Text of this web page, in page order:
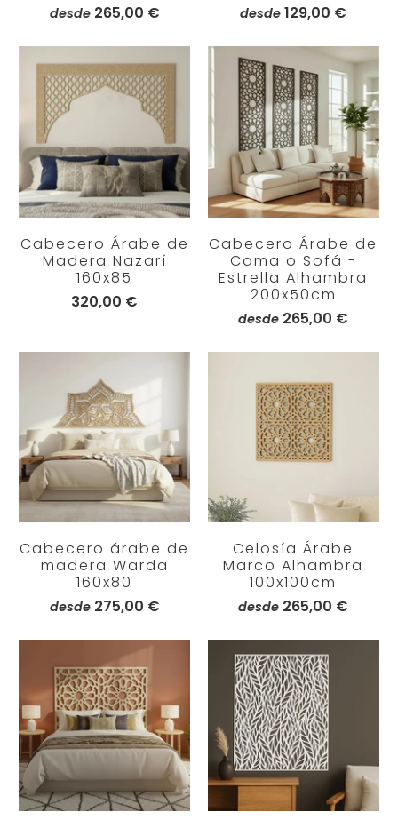
desde 265,00 € desde 129,00 €
Cabecero Árabe de
Madera Nazarí
160x85
320,00 €
Cabecero Árabe de
Cama o Sofá -
Estrella Alhambra
200x50cm
desde 265,00 €
Cabecero árabe de
madera Warda
160x80
desde 275,00 €
Celosía Árabe
Marco Alhambra
100x100cm
desde 265,00 €